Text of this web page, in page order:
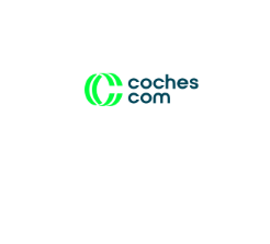
Conduce tu
desata tu